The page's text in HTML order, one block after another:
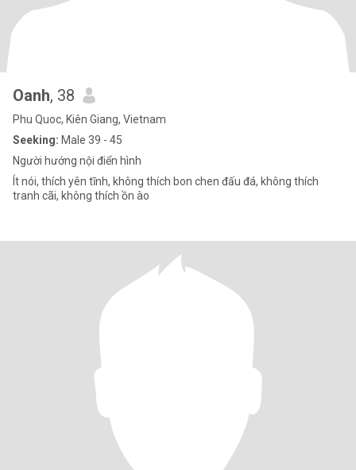
Oanh, 38
Phu Quoc, Kiên Giang, Vietnam
Seeking: Male 39 - 45
Người hướng nội điển hình
Ít nói, thích yên tĩnh, không thích bon chen đấu đá, không thích
tranh cãi, không thích ồn ào